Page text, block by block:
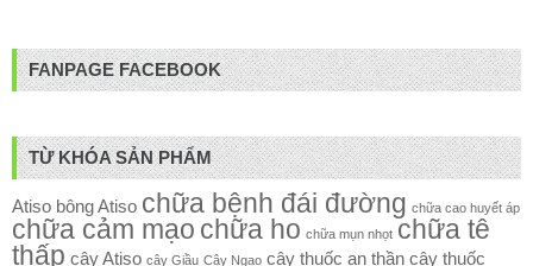
FANPAGE FACEBOOK
TỪ KHÓA SẢN PHẨM
Atiso bông Atiso chữa bệnh đái đường chữa cao huyết áp
chữa cảm mạo chữa ho chữa mụn nhọt chữa tê
thấp cây Atiso cây Giầu Cây Ngao cây thuốc an thần cây thuốc